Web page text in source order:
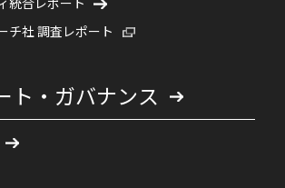
チ社 調査レポート 新規ウィンドウで開く
ト・ガバナンス